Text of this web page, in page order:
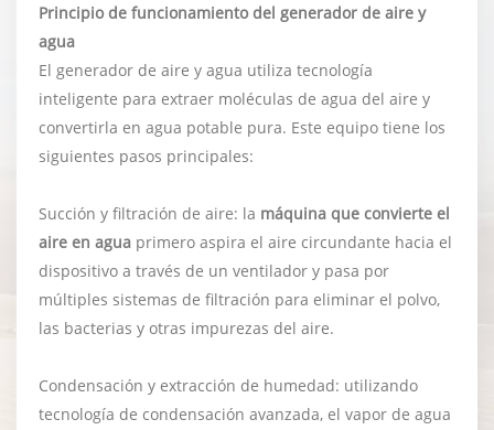
Principio de funcionamiento del generador de aire y
agua
El generador de aire y agua utiliza tecnología
inteligente para extraer moléculas de agua del aire y
convertirla en agua potable pura. Este equipo tiene los
siguientes pasos principales:
Succión y filtración de aire: la máquina que convierte el
aire en agua primero aspira el aire circundante hacia el
dispositivo a través de un ventilador y pasa por
múltiples sistemas de filtración para eliminar el polvo,
las bacterias y otras impurezas del aire.
Condensación y extracción de humedad: utilizando
tecnología de condensación avanzada, el vapor de agua